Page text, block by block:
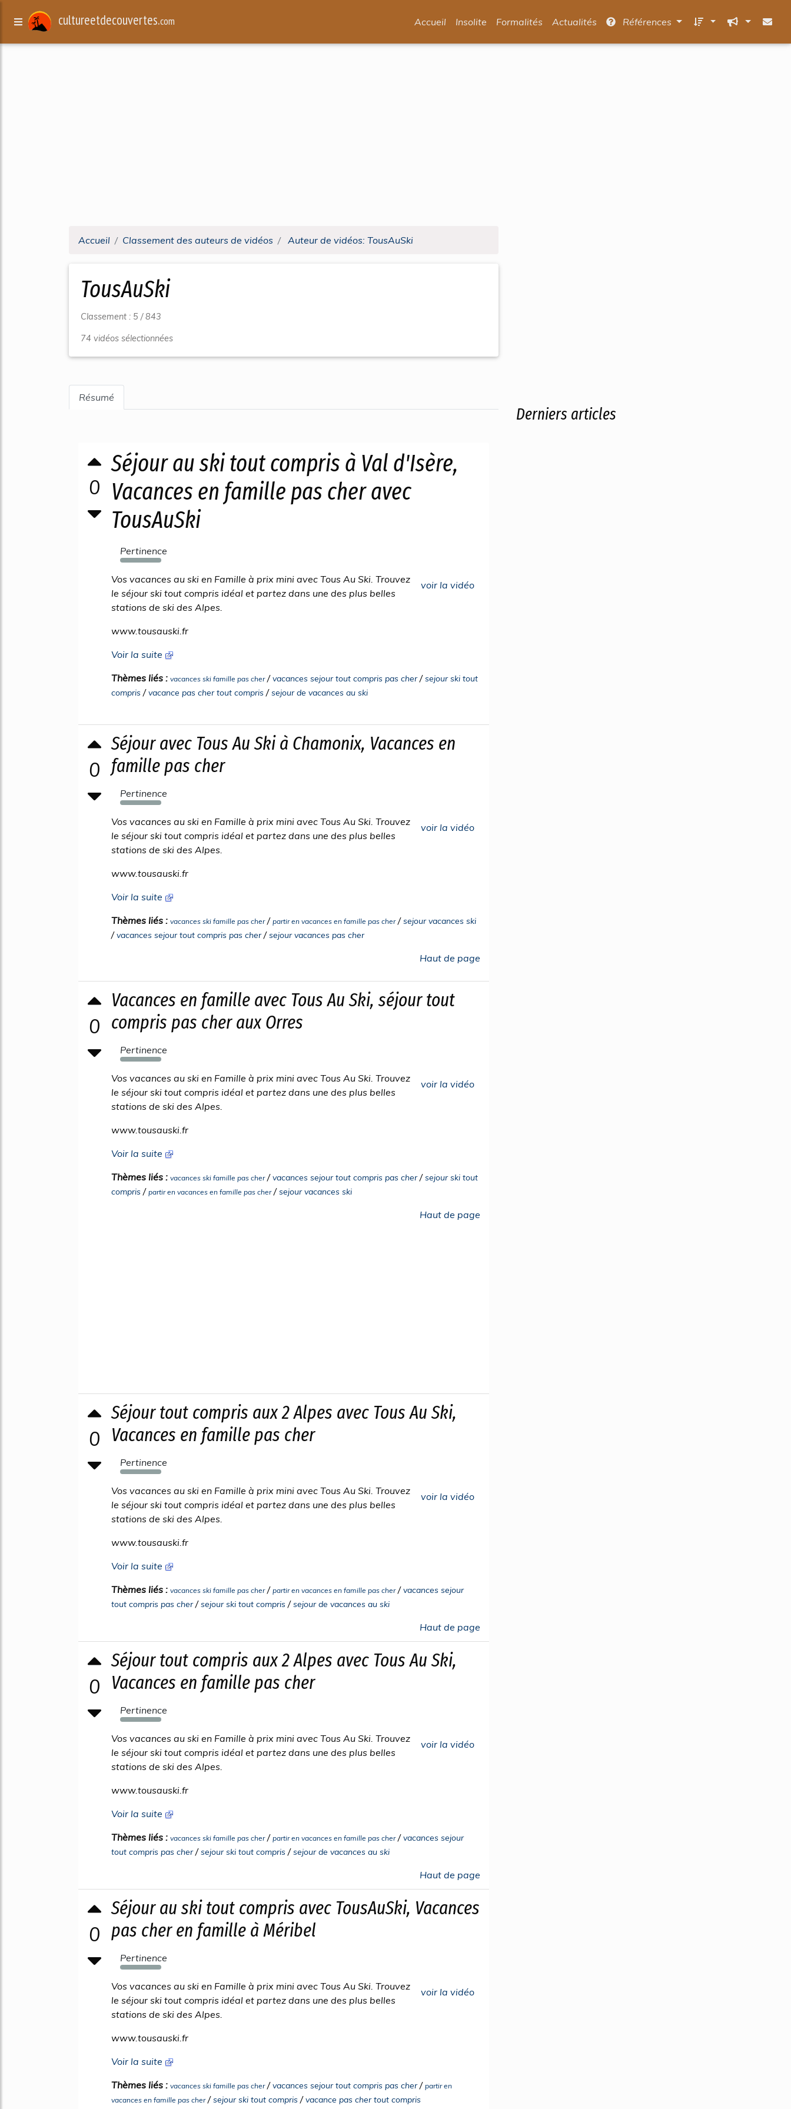
cultureetdecouvertes.com Accueil Insolite Formalités Actualités Références
Accueil Classement des auteurs de vidéos Auteur de vidéos: TousAuSki
TousAuSki
Classement : 5 / 843
74 vidéos sélectionnées
Résumé
0
Séjour au ski tout compris à Val d'Isère,
Vacances en famille pas cher avec
TousAuSki
Pertinence
1606%
voir la vidéo
Vos vacances au ski en Famille à prix mini avec Tous Au Ski. Trouvez
le séjour ski tout compris idéal et partez dans une des plus belles
stations de ski des Alpes.
www.tousauski.fr
Voir la suite
Thèmes liés : vacances ski famille pas cher/vacances sejour tout compris pas cher/sejour ski tout
compris /vacance pas cher tout compris /sejour de vacances au ski
0
Séjour avec Tous Au Ski à Chamonix, Vacances en
famille pas cher
Pertinence
1370%
voir la vidéo
Vos vacances au ski en Famille à prix mini avec Tous Au Ski. Trouvez
le séjour ski tout compris idéal et partez dans une des plus belles
stations de ski des Alpes.
www.tousauski.fr
Voir la suite
Thèmes liés : vacances ski famille pas cher/ partir en vacances en famille pas cher/sejour vacances ski
/vacances sejour tout compris pas cher/sejour vacances pas cher
Haut de page
0
Vacances en famille avec Tous Au Ski, séjour tout
compris pas cher aux Orres
Pertinence
1416%
voir la vidéo
Vos vacances au ski en Famille à prix mini avec Tous Au Ski. Trouvez
le séjour ski tout compris idéal et partez dans une des plus belles
stations de ski des Alpes.
www.tousauski.fr
Voir la suite
Thèmes liés : vacances ski famille pas cher/vacances sejour tout compris pas cher/sejour ski tout
compris / partir en vacances en famille pas cher/sejour vacances ski
Haut de page
0
Séjour tout compris aux 2 Alpes avec Tous Au Ski,
Vacances en famille pas cher
Pertinence
1439%
voir la vidéo
Vos vacances au ski en Famille à prix mini avec Tous Au Ski. Trouvez
le séjour ski tout compris idéal et partez dans une des plus belles
stations de ski des Alpes.
www.tousauski.fr
Voir la suite
Thèmes liés : vacances ski famille pas cher/ partir en vacances en famille pas cher/vacances sejour
tout compris pas cher/sejour ski tout compris /sejour de vacances au ski
Haut de page
0
Séjour tout compris aux 2 Alpes avec Tous Au Ski,
Vacances en famille pas cher
Pertinence
1439%
voir la vidéo
Vos vacances au ski en Famille à prix mini avec Tous Au Ski. Trouvez
le séjour ski tout compris idéal et partez dans une des plus belles
stations de ski des Alpes.
www.tousauski.fr
Voir la suite
Thèmes liés : vacances ski famille pas cher/ partir en vacances en famille pas cher/vacances sejour
tout compris pas cher/sejour ski tout compris /sejour de vacances au ski
Haut de page
0
Séjour au ski tout compris avec TousAuSki, Vacances
pas cher en famille à Méribel
Pertinence
1477%
voir la vidéo
Vos vacances au ski en Famille à prix mini avec Tous Au Ski. Trouvez
le séjour ski tout compris idéal et partez dans une des plus belles
stations de ski des Alpes.
www.tousauski.fr
Voir la suite
Thèmes liés : vacances ski famille pas cher/vacances sejour tout compris pas cher/ partir en
vacances en famille pas cher/sejour ski tout compris /vacance pas cher tout compris
Derniers articles